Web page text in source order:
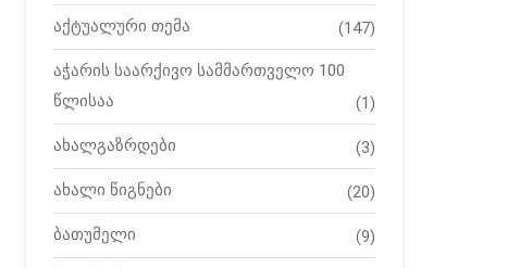
აქტუალური თემა (147)
აჭარის საარქივო სამმართველო 100
წლისაა
(1)
ახალგაზრდები (3)
ახალი წიგნები (20)
ბათუმელი (9)